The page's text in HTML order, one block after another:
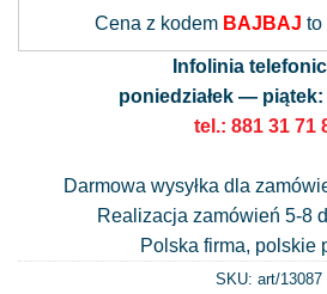
Cena z kodem BAJBAJ to
Infolinia
poniedziałek — piątek:
tel.: 881 31 71
Darmowa wysyłka dla
Realizacja zamówień 5-8
Polska firma, polskie
SKU: art/13087